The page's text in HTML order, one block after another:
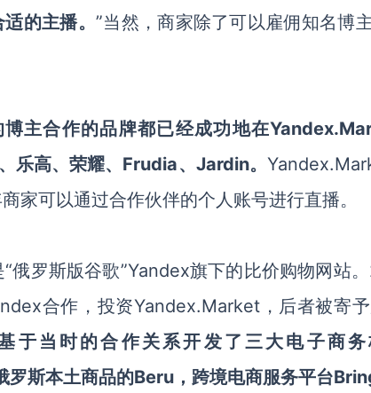
的主播。 ”当然，商家除了可以雇佣知名博
主合作的品牌都已经成功地在
乐高、荣耀、Frudia、Jardin。
家可以通过合作伙伴的个人账号进行直播。
俄罗斯版谷歌”Yandex旗下的比价购物网站
合作，投资Yandex.Market，后者被寄
于当时的合作关系开发了三大电子商
斯本土商品的Beru，跨境电商服务平台